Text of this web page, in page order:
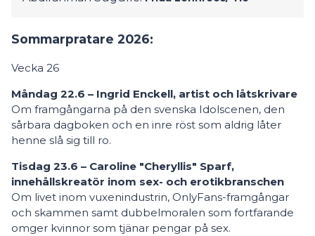
Sommarpratare 2026:
Vecka 26
Måndag 22.6 – Ingrid Enckell, artist och låtskrivare
Om framgångarna på den svenska Idolscenen, den
sårbara dagboken och en inre röst som aldrig låter
henne slå sig till ro.
Tisdag 23.6 – Caroline "Cheryllis" Sparf,
innehållskreatör inom sex- och erotikbranschen
Om livet inom vuxenindustrin, OnlyFans-framgångar
och skammen samt dubbelmoralen som fortfarande
omger kvinnor som tjänar pengar på sex.